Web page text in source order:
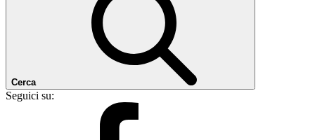
Cerca
Seguici su: